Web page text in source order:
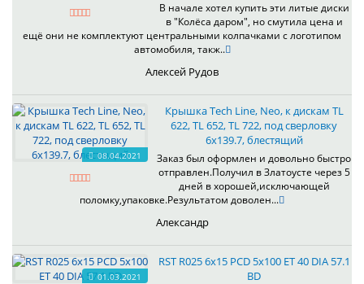
В начале хотел купить эти литые диски
в "Колёса даром", но смутила цена и
ещё они не комплектуют центральными колпачками с логотипом
автомобиля, такж..
Алексей Рудов
08.04.2021
Крышка Tech Line, Neo, к дискам TL
622, TL 652, TL 722, под сверловку
6х139.7, блестящий
Заказ был оформлен и довольно быстро
отправлен.Получил в Златоусте через 5
дней в хорошей,исключающей
поломку,упаковке.Результатом доволен...
Александр
01.03.2021
RST R025 6x15 PCD 5x100 ET 40 DIA 57.1
BD